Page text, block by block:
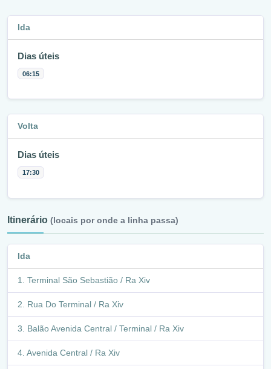
Ida
Dias úteis
06:15
Volta
Dias úteis
17:30
Itinerário (locais por onde a linha passa)
Ida
Terminal São Sebastião / Ra Xiv
Rua Do Terminal / Ra Xiv
Balão Avenida Central / Terminal / Ra Xiv
Avenida Central / Ra Xiv